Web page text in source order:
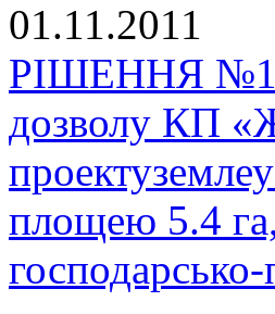
01.11.2011
РІШЕННЯ
дозволу КП
площею 5.4